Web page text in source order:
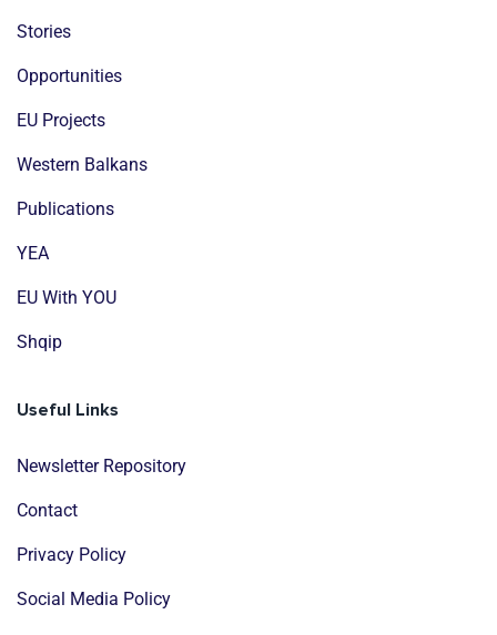
Stories
Opportunities
EU Projects
Western Balkans
Publications
YEA
EU With YOU
Shqip
Useful Links
Newsletter Repository
Contact
Privacy Policy
Social Media Policy